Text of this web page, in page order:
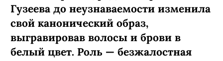
Гузеева до неузнаваемости изменила
свой канонический образ,
выгравировав волосы и брови в
белый цвет. Роль — безжалостная